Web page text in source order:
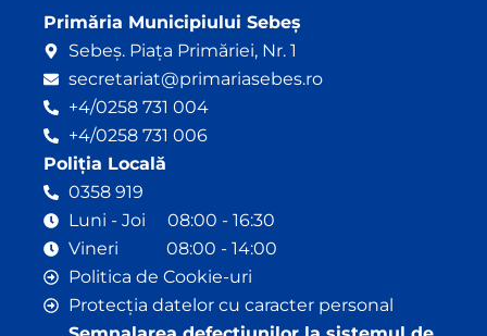
Primăria Municipiului Sebeș
Sebeș. Piața Primăriei, Nr. 1
secretariat@primariasebes.ro
+4/0258 731 004
+4/0258 731 006
Poliția Locală
0358 919
Luni - Joi 08:00 - 16:30
Vineri 08:00 - 14:00
Politica de Cookie-uri
Protecția datelor cu caracter personal